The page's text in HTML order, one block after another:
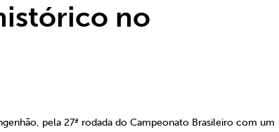
no
pela 27ª rodada do Campeonato Brasileiro com um